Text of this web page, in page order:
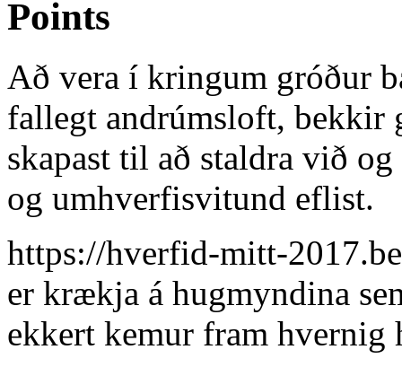
Points
Að vera í kringum gróður
fallegt andrúmsloft, bekkir
skapast til að staldra við
og umhverfisvitund eflist.
https://hverfid-mitt-
er krækja á hugmyndina
ekkert kemur fram hvernig